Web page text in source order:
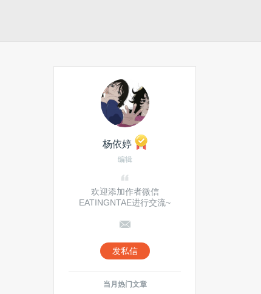
杨依婷
编辑
欢迎添加作者微信
EATINGNTAE进行交流~
发私信
当月热门文章